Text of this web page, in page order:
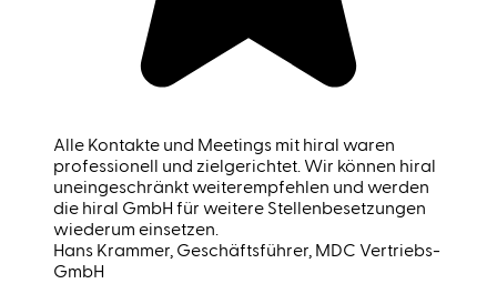
Alle Kontakte und Meetings mit hiral waren
professionell und zielgerichtet. Wir können hiral
uneingeschränkt weiterempfehlen und werden
die hiral GmbH für weitere Stellenbesetzungen
wiederum einsetzen.
Hans Krammer, Geschäftsführer, MDC Vertriebs-
GmbH